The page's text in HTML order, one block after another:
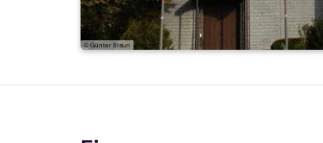
© Günter Braun